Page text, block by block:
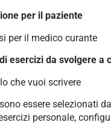
per il paziente
per il medico curante
esercizi da svolgere a
che vuoi scrivere
essere selezionati
personale,